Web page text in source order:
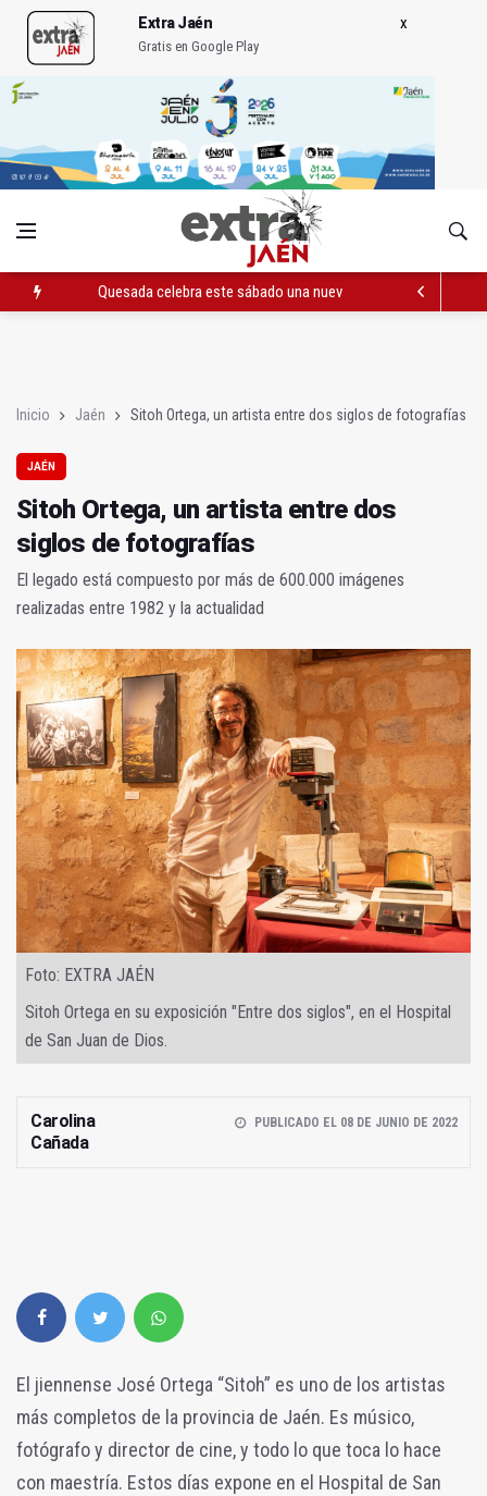
Extra Jaén
Gratis en Google Play
Quesada celebra este sábado una nueva jornada de Orgullo
Inicio Jaén Sitoh Ortega, un artista entre dos siglos de fotografías
JAÉN
Sitoh Ortega, un artista entre dos
siglos de fotografías
El legado está compuesto por más de 600.000 imágenes
realizadas entre 1982 y la actualidad
Foto: EXTRA JAÉN
Sitoh Ortega en su exposición "Entre dos siglos", en el Hospital
de San Juan de Dios.
Carolina
Cañada
PUBLICADO EL 08 DE JUNIO DE 2022
El jiennense José Ortega “Sitoh” es uno de los artistas
más completos de la provincia de Jaén. Es músico,
fotógrafo y director de cine, y todo lo que toca lo hace
con maestría. Estos días expone en el Hospital de San